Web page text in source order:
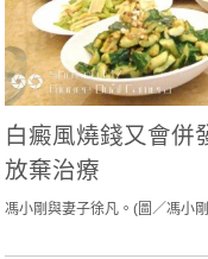
白癜風燒錢又會
放棄治療
馮小剛與妻子徐凡。(圖／馮小